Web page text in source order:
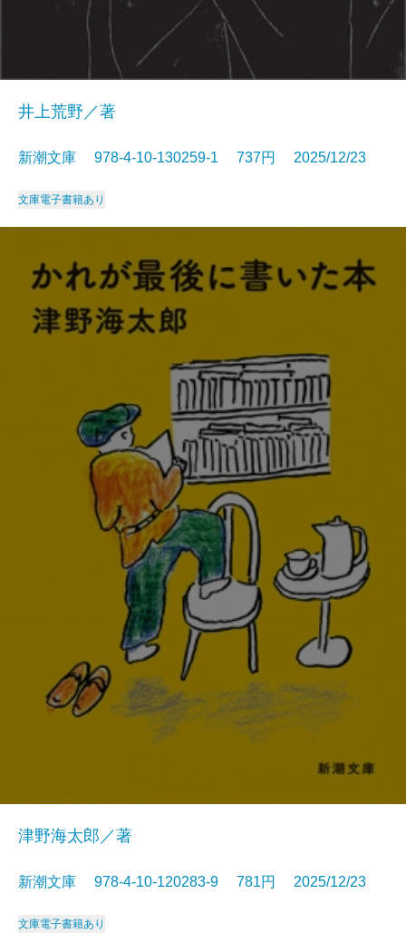
井上荒野／著
新潮文庫 978-4-10-130259-1 737円 2025/12/23
文庫電子書籍あり
津野海太郎／著
新潮文庫 978-4-10-120283-9 781円 2025/12/23
文庫電子書籍あり